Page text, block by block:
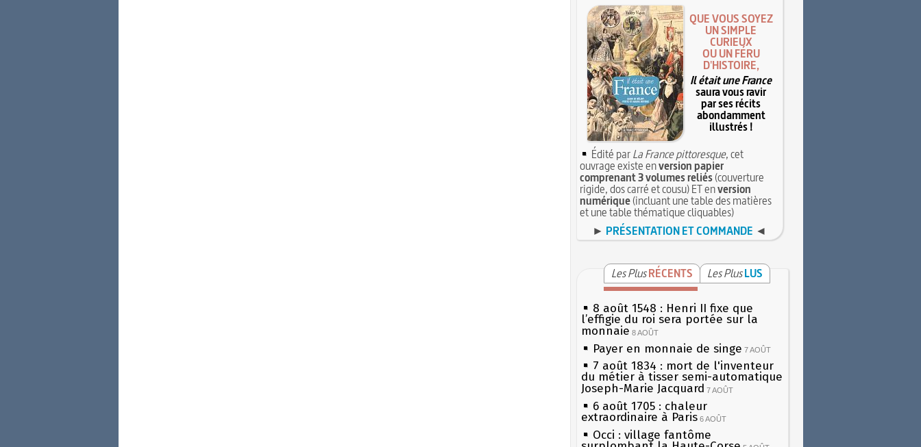
QUE VOUS SOYEZ
UN SIMPLE
CURIEUX
OU UN FÉRU
D'HISTOIRE,
Il était une France
saura vous ravir
par ses récits
abondamment
illustrés !
Édité parLa France pittoresque, cet
ouvrage existe enversion papier
comprenant 3 volumes reliés(couverture
rigide, dos carré et cousu) ET enversion
numérique(incluant une table des matières
et une table thématique cliquables)
► PRÉSENTATION ET COMMANDE ◄
Les Plus RÉCENTS Les Plus LUS
8 août 1548 : Henri II fixe que
l’effigie du roi sera portée sur la
monnaie 8 AOÛT
Payer en monnaie de singe 7 AOÛT
7 août 1834 : mort de l'inventeur
du métier à tisser semi-automatique
Joseph-Marie Jacquard 7 AOÛT
6 août 1705 : chaleur
extraordinaire à Paris 6 AOÛT
Occi : village fantôme